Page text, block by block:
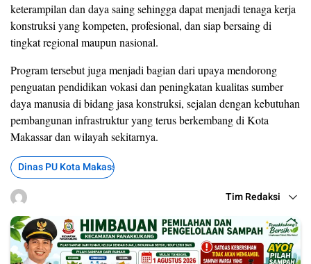
keterampilan dan daya saing sehingga dapat menjadi tenaga kerja
konstruksi yang kompeten, profesional, dan siap bersaing di
tingkat regional maupun nasional.
Program tersebut juga menjadi bagian dari upaya mendorong
penguatan pendidikan vokasi dan peningkatan kualitas sumber
daya manusia di bidang jasa konstruksi, sejalan dengan kebutuhan
pembangunan infrastruktur yang terus berkembang di Kota
Makassar dan wilayah sekitarnya.
Dinas PU Kota Makassar
Tim Redaksi